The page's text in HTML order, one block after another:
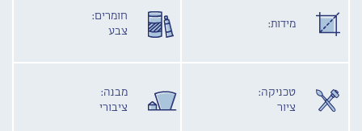
מידות:
חומרים:
צבע
טכניקה:
ציור
מבנה:
ציבורי